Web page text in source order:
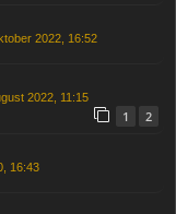
2022, 16:52
2022, 11:15
1 2
16:43